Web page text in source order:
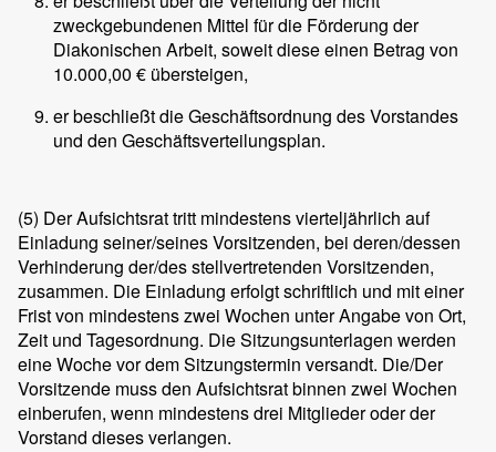
zweckgebundenen Mittel für die Förderung der
Diakonischen Arbeit, soweit diese einen Betrag von
10.000,00 € übersteigen,
er beschließt die Geschäftsordnung des Vorstandes
und den Geschäftsverteilungsplan.
(5) Der Aufsichtsrat tritt mindestens vierteljährlich auf
Einladung seiner/seines Vorsitzenden, bei deren/dessen
Verhinderung der/des stellvertretenden Vorsitzenden,
zusammen. Die Einladung erfolgt schriftlich und mit einer
Frist von mindestens zwei Wochen unter Angabe von Ort,
Zeit und Tagesordnung. Die Sitzungsunterlagen werden
eine Woche vor dem Sitzungstermin versandt. Die/Der
Vorsitzende muss den Aufsichtsrat binnen zwei Wochen
einberufen, wenn mindestens drei Mitglieder oder der
Vorstand dieses verlangen.